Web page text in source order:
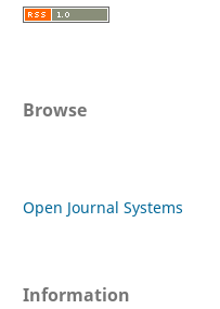
Browse
Open Journal Systems
Information